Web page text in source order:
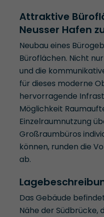
Attraktive
Neusser Hafen
Neubau eines
Büroflächen. Nicht
und die
für dieses moderne
hervorragende
Möglichkeit
Einzelraumnutzung
Großraumbüros
können, runden die
ab.
Das Gebäude
Nähe der Südbrücke,